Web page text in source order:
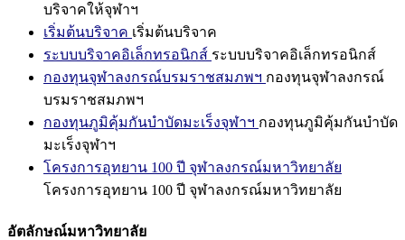
บริจาคให้จุฬาฯ
เริ่มต้นบริจาค เริ่มต้นบริจาค
ระบบบริจาคอิเล็กทรอนิกส์ ระบบบริจาคอิเล็กทรอนิกส์
กองทุนจุฬาลงกรณ์บรมราชสมภพฯ กองทุนจุฬาลงกรณ์
บรมราชสมภพฯ
กองทุนภูมิคุ้มกันบำบัดมะเร็งจุฬาฯ กองทุนภูมิคุ้มกันบำบัด
มะเร็งจุฬาฯ
โครงการอุทยาน 100 ปี จุฬาลงกรณ์มหาวิทยาลัย
โครงการอุทยาน 100 ปี จุฬาลงกรณ์มหาวิทยาลัย
อัตลักษณ์มหาวิทยาลัย